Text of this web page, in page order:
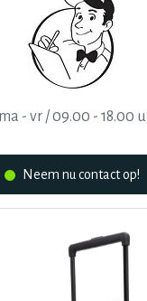
ma - vr / 09.00 - 18.00 u
Neem nu contact op!